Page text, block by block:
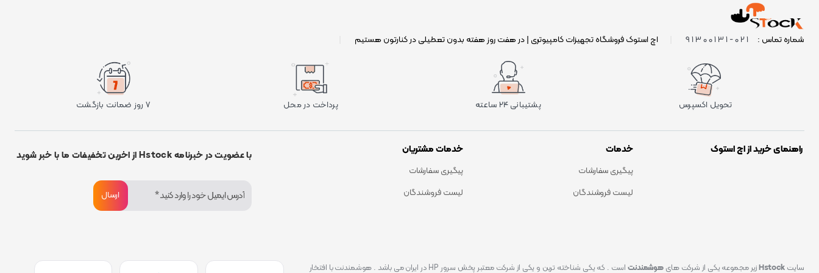
شماره تماس : 021-91300131 اچ استوک فروشگاه تجهیزات کامپیوتری | در هفت روز هفته بدون تعطیلی در کنارتون هستیم
تحویل اکسپرس پشتیبانی ۲۴ ساعته پرداخت در محل ۷ روز ضمانت بازگشت
راهنمای خرید از اچ استوک خدمات
پیگیری سفارشات
لیست فروشندگان
خدمات مشتریان
پیگیری سفارشات
لیست فروشندگان
با عضویت در خبرنامه Hstock از اخرین تخفیفات ما با خبر شوید
سایت Hstockزیر مجموعه یکی از شرکت هایهوشمندنت است . که یکی شناخته ترین و یکی از شرکت معتبر پخش سرور HP در ایران می باشد . هوشمندنت با افتخار